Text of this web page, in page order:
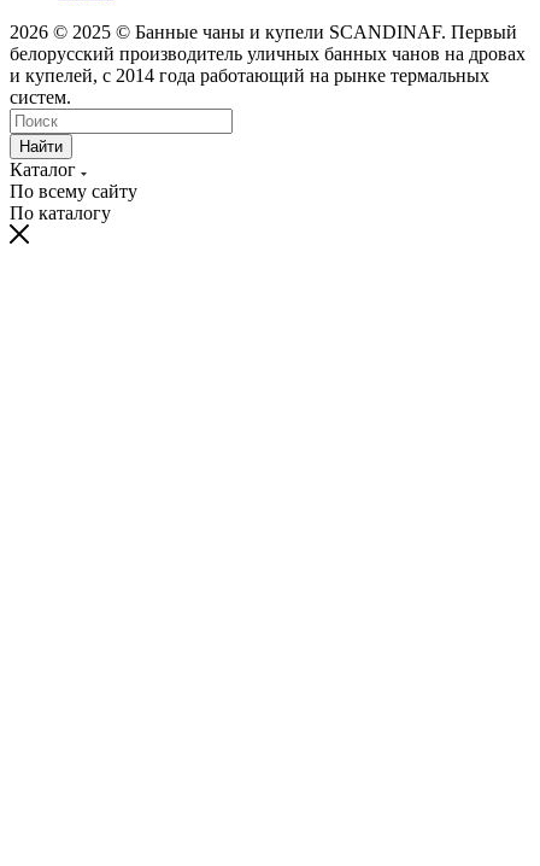
2026 © 2025 © Банные чаны и купели SCANDINAF. Первый
белорусский производитель уличных банных чанов на дровах
и купелей, с 2014 года работающий на рынке термальных
систем.
Найти
Каталог
По всему сайту
По каталогу